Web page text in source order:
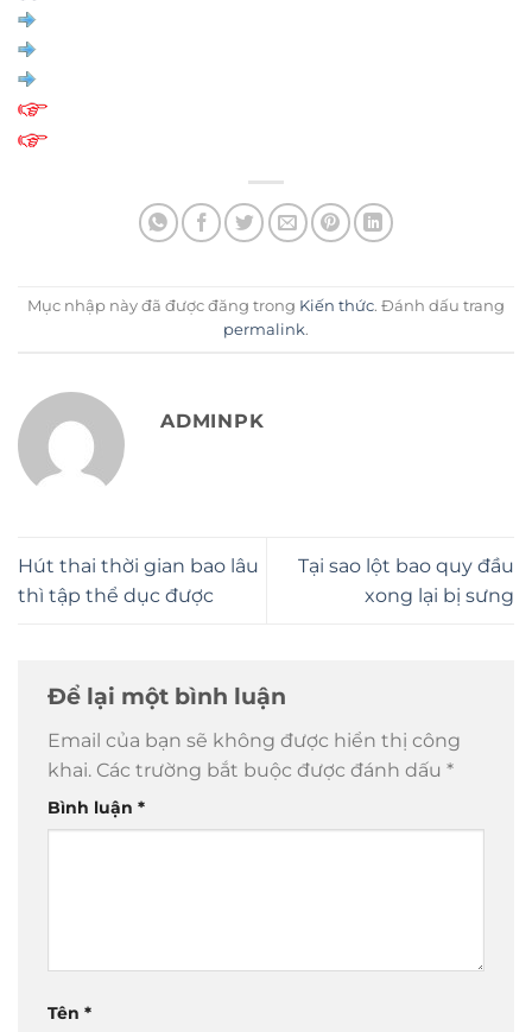
Mục nhập này đã được đăng trong Kiến thức. Đánh dấu trang
permalink.
ADMINPK
Hút thai thời gian bao lâu
thì tập thể dục được
Tại sao lột bao quy đầu
xong lại bị sưng
Để lại một bình luận
Email của bạn sẽ không được hiển thị công
khai. Các trường bắt buộc được đánh dấu *
Bình luận *
Tên *